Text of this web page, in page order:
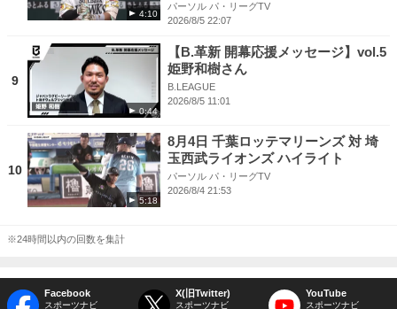
4:10
パーソル パ・リーグTV
2026/8/5 22:07
9
0:44
【B.革新 開幕応援メッセージ】vol.5
姫野和樹さん
B.LEAGUE
2026/8/5 11:01
10
5:18
8月4日 千葉ロッテマリーンズ 対 埼
玉西武ライオンズ ハイライト
パーソル パ・リーグTV
2026/8/4 21:53
※24時間以内の回数を集計
Facebook
スポーツナビ
X(旧Twitter)
スポーツナビ
YouTube
スポーツナビ